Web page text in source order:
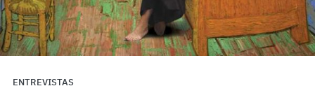
ENTREVISTAS